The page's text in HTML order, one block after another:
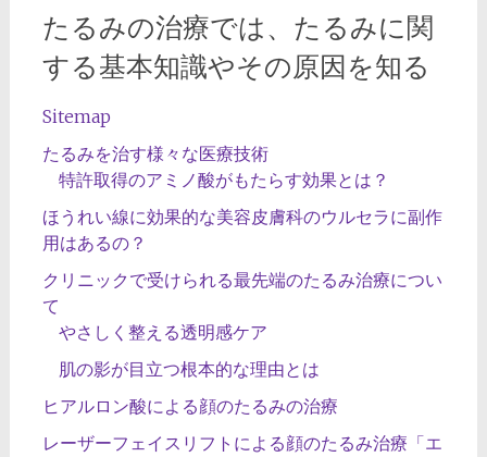
たるみの治療では、たるみに関
する基本知識やその原因を知る
Sitemap
たるみを治す様々な医療技術
特許取得のアミノ酸がもたらす効果とは？
ほうれい線に効果的な美容皮膚科のウルセラに副作
用はあるの？
クリニックで受けられる最先端のたるみ治療につい
て
やさしく整える透明感ケア
肌の影が目立つ根本的な理由とは
ヒアルロン酸による顔のたるみの治療
レーザーフェイスリフトによる顔のたるみ治療「エ